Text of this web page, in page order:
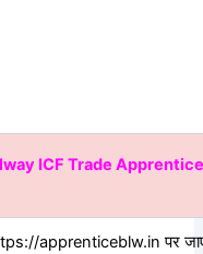
ICF Trade
apprenticeblw.in पर